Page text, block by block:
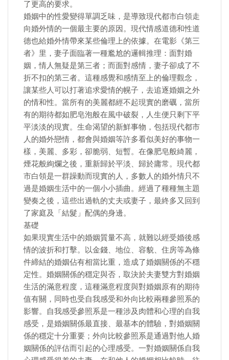
了更高的要求。
婚姻中的性愛變得單調乏味，是導致現代都市白領走
向婚外情的一個最主要的原因。現代情感道德和性道
德也給婚外情帶來某些倫理上的依據。在電影《第三
者》里，妻子面臨著一種尷尬的邏輯推理：面對婚
姻，情人無疑是第三者；而面對感情，妻子卻成了不
折不扣的第三者。這種感覺和感情至上的倫理觀念，
讓某些人可以打著追求愛情的幌子，去追逐婚姻之外
的情和性。當所有的美麗都經不起現實的磨礪，當所
有的期待都如肥皂泡般在風中破裂，人生便只剩下平
平淡淡的現實。生命渴望的新鮮事物，包括現代都市
人的婚外戀情，都會與婚姻等許多看似美好的事物一
樣，美麗、多彩，卻脆弱、短暫。在像肥皂般綺麗，
煙花般絢爛之後，重新歸於平淡、歸於庸常。現代都
市白領是一群躁動而現實的人，多數人的婚外情只不
過是婚姻生活中的一個小小插曲。經過了種種無主題
變奏之後，這些出過軌的丈夫或妻子，最終多又回到
了家庭及「結髮」配偶的身邊。
基礎
如果現實生活中的婚姻質量不高，就難以經受婚後感
情的波折和打擊。以金錢、地位、容貌、住房等為條
件締結的婚姻佔有相當比重，造成了婚姻關係的不穩
定性。婚姻關係的穩定與否，取決於夫妻雙方對婚姻
生活的滿意程度，這種滿意程度與對婚姻原有的期待
值有關，同時也受自我感受和外向比較兩種參照系的
影響。自我感受參照系是一種涉及肉體和心理的自我
感受，是婚姻關係最直接、最基本的體驗，對婚姻關
係的穩定十分重要；外向比較參照系是通過對他人婚
姻關係的評估而引起的心理感受。一對婚姻關係自我